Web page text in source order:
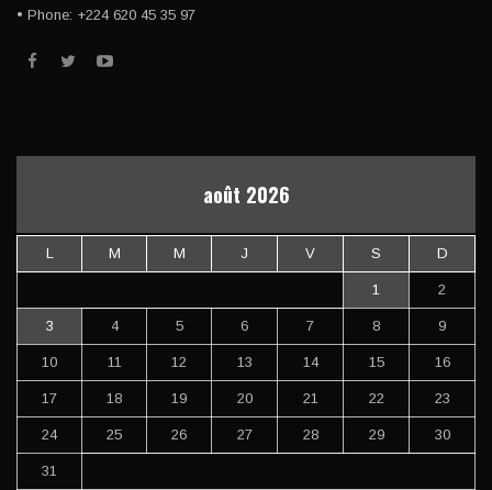
• Phone: +224 620 45 35 97
août 2026
L M M J V S D
1 2
3 4 5 6 7 8 9
10 11 12 13 14 15 16
17 18 19 20 21 22 23
24 25 26 27 28 29 30
31